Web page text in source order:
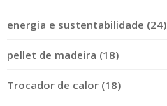
energia e sustentabilidade (24)
pellet de madeira (18)
Trocador de calor (18)